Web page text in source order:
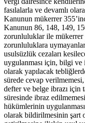
fasılalarla ve devamlı
Kanunun mükerrer
Kanunun 86, 148, 149,
zorunluluklar ile mükerrer
zorunluluklara
usulsüzlük cezaları
uygulanması için, bilgi
olarak yapılacak
sürede cevap
defter ve belge ibrazı için
süresinde ibraz
hükümlerinin
olarak bildirilmesinin şart